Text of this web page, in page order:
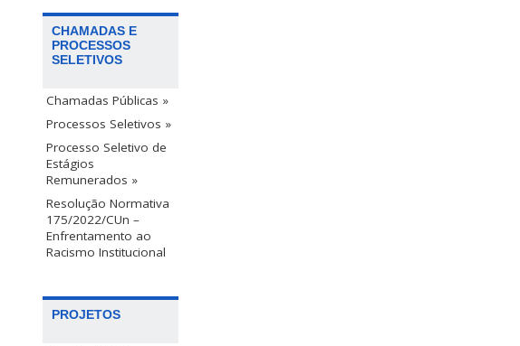
CHAMADAS E
PROCESSOS
SELETIVOS
Chamadas Públicas »
Processos Seletivos »
Processo Seletivo de
Estágios
Remunerados »
Resolução Normativa
175/2022/CUn –
Enfrentamento ao
Racismo Institucional
PROJETOS